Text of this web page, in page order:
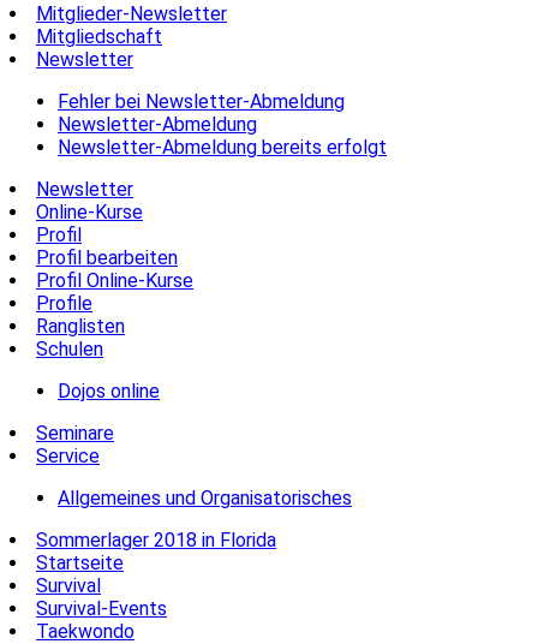
Mitglieder-Newsletter
Mitgliedschaft
Newsletter
Fehler bei Newsletter-Abmeldung
Newsletter-Abmeldung
Newsletter-Abmeldung bereits erfolgt
Newsletter
Online-Kurse
Profil
Profil bearbeiten
Profil Online-Kurse
Profile
Ranglisten
Schulen
Dojos online
Seminare
Service
Allgemeines und Organisatorisches
Sommerlager 2018 in Florida
Startseite
Survival
Survival-Events
Taekwondo